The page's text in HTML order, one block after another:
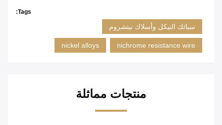
Tags:
سبائك النيكل وأسلاك نيتشروم
nichrome resistance wire
nickel alloys
منتجات مماثلة